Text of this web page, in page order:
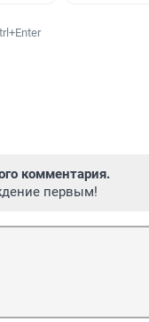
комментария.
первым!